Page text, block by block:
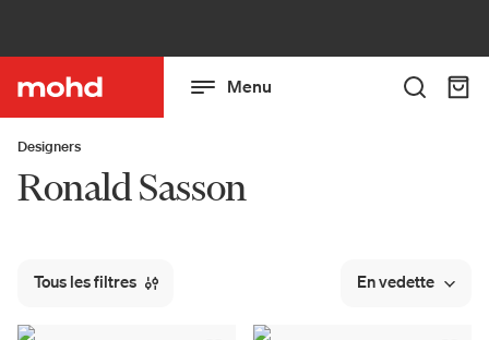
Menu
Designers
Ronald Sasson
Tous les filtres En vedette